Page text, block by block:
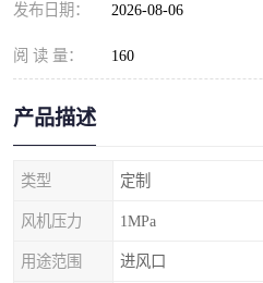
发布日期： 2026-08-06
阅 读 量： 160
产品描述
类型 定制
风机压力 1MPa
用途范围 进风口